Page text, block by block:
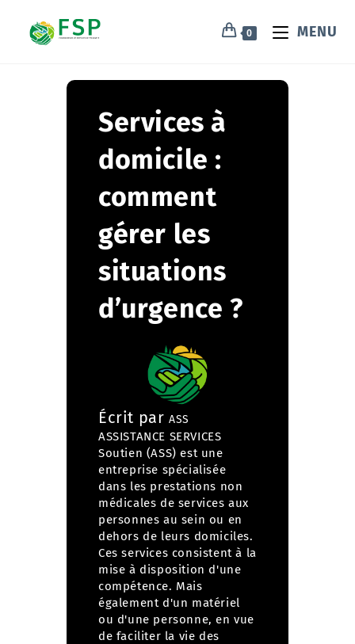
0 MENU
Services à
domicile :
comment
gérer les
situations
d’urgence ?
Écrit par ASS
ASSISTANCE SERVICES
Soutien (ASS) est une
entreprise spécialisée
dans les prestations non
médicales de services aux
personnes au sein ou en
dehors de leurs domiciles.
Ces services consistent à la
mise à disposition d'une
compétence. Mais
également d'un matériel
ou d'une personne, en vue
de faciliter la vie des